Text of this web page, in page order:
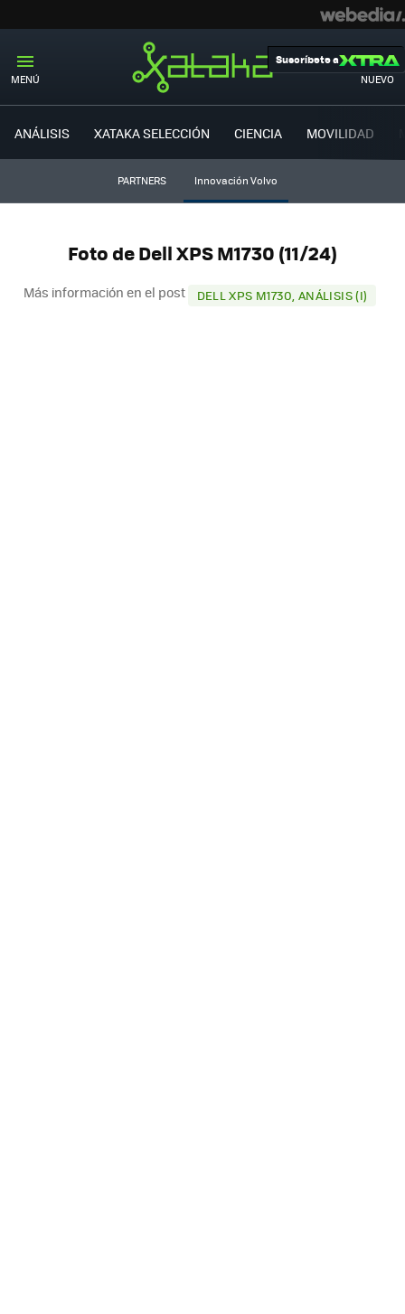
MENÚ NUEVO
Suscríbete a
ANÁLISIS XATAKA SELECCIÓN CIENCIA MOVILIDAD
PARTNERS Innovación Volvo
Foto de Dell XPS M1730 (11/24)
Más información en el post DELL XPS M1730, ANÁLISIS (I)